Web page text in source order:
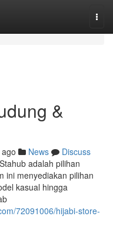
&
News
Discuss
adalah pilihan
ini menyediakan pilihan
kasual hingga
72091006/hijabi-store-